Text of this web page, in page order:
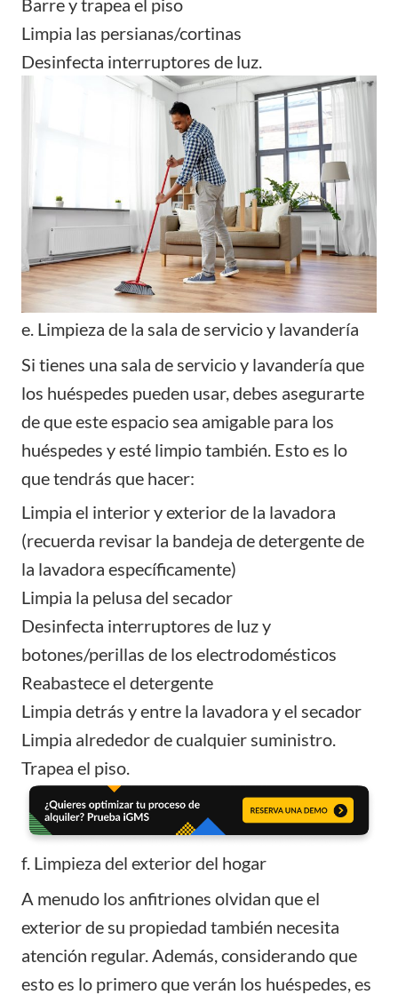
Limpia las persianas/cortinas
Desinfecta interruptores de luz.
e. Limpieza de la sala de servicio y lavandería
Si tienes una sala de servicio y lavandería que
los huéspedes pueden usar, debes asegurarte
de que este espacio sea amigable para los
huéspedes y esté limpio también. Esto es lo
que tendrás que hacer:
Limpia el interior y exterior de la lavadora
(recuerda revisar la bandeja de detergente de
la lavadora específicamente)
Limpia la pelusa del secador
Desinfecta interruptores de luz y
botones/perillas de los electrodomésticos
Reabastece el detergente
Limpia detrás y entre la lavadora y el secador
Limpia alrededor de cualquier suministro.
Trapea el piso.
f. Limpieza del exterior del hogar
A menudo los anfitriones olvidan que el
exterior de su propiedad también necesita
atención regular. Además, considerando que
esto es lo primero que verán los huéspedes, es